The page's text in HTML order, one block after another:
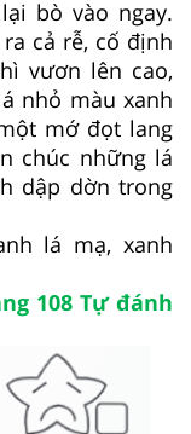
bò vào ngay.
cả rễ, cố định
vươn lên cao,
nhỏ màu xanh
mớ đọt lang
chúc những lá
dập dờn trong
lá mạ, xanh
108 Tự đánh